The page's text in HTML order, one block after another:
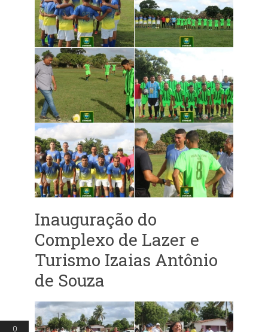
Inauguração do
Complexo de Lazer e
Turismo Izaias Antônio
de Souza
0